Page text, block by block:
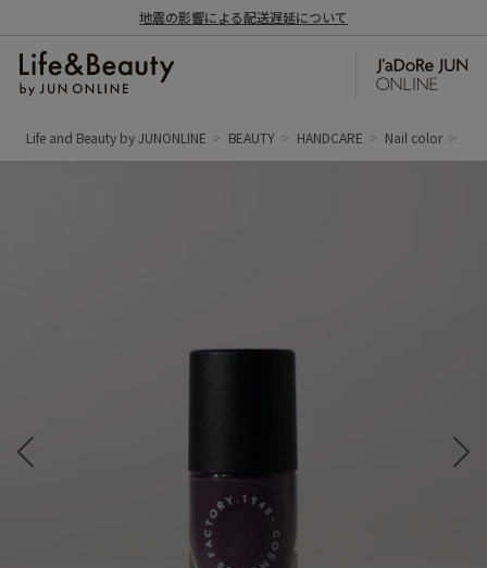
地震の影響による配送遅延について
Life and Beauty by JUNONLINE BEAUTY HANDCARE Nail color